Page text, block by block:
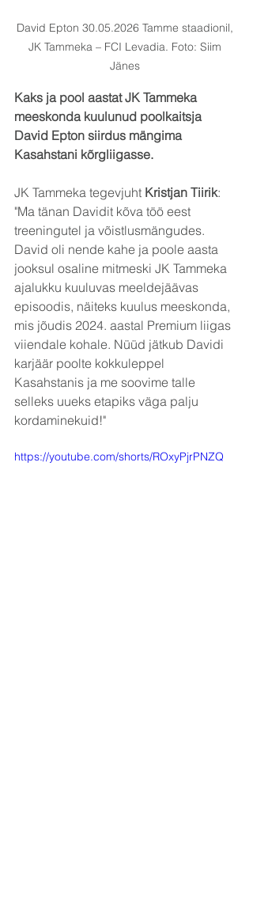
David Epton 30.05.2026 Tamme staadionil,
JK Tammeka – FCI Levadia. Foto: Siim
Jänes
Kaks ja pool aastat JK Tammeka
meeskonda kuulunud poolkaitsja
David Epton siirdus mängima
Kasahstani kõrgliigasse.
JK Tammeka tegevjuht Kristjan Tiirik:
"Ma tänan Davidit kõva töö eest
treeningutel ja võistlusmängudes.
David oli nende kahe ja poole aasta
jooksul osaline mitmeski JK Tammeka
ajalukku kuuluvas meeldejäävas
episoodis, näiteks kuulus meeskonda,
mis jõudis 2024. aastal Premium liigas
viiendale kohale. Nüüd jätkub Davidi
karjäär poolte kokkuleppel
Kasahstanis ja me soovime talle
selleks uueks etapiks väga palju
kordaminekuid!"
https://youtube.com/shorts/ROxyPjrPNZQ